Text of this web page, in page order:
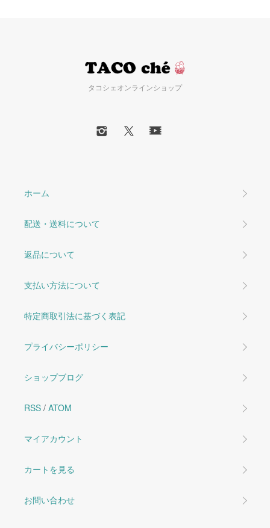
タコシェオンラインショップ
ホーム
配送・送料について
返品について
支払い方法について
特定商取引法に基づく表記
プライバシーポリシー
ショップブログ
RSS / ATOM
マイアカウント
カートを見る
お問い合わせ